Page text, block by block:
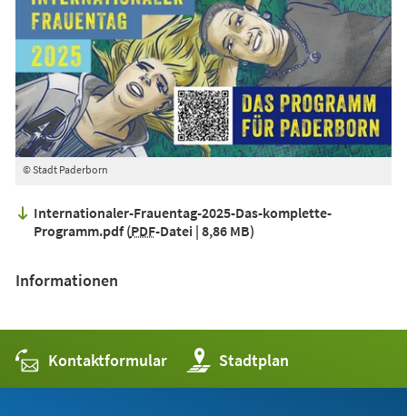
© Stadt Paderborn
Internationaler-Frauentag-2025-Das-komplette-
Programm.pdf PDF-Datei 8,86 MB
Informationen
Kontaktformular Stadtplan
(Öffnet
in
einem